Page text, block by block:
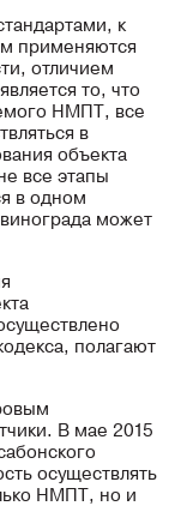
к
применяются
отличием
то, что
НМПТ, все
в
объекта
все этапы
в одном
может
полагают
В мае 2015
осуществлять
НМПТ, но и